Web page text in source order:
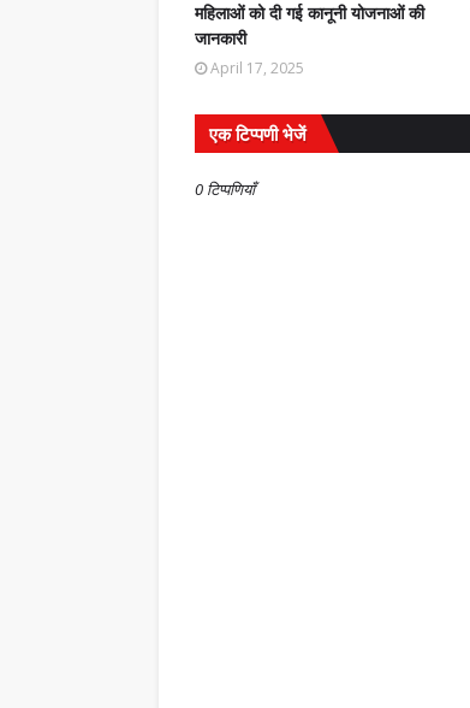
महिलाओं को दी गई कानूनी योजनाओं की
जानकारी
April 17, 2025
एक टिप्पणी भेजें
0 टिप्पणियाँ